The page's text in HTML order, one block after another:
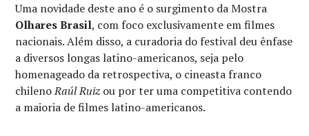
Uma novidade deste ano é o surgimento da Mostra
Olhares Brasil, com foco exclusivamente em filmes
nacionais. Além disso, a curadoria do festival deu ênfase
a diversos longas latino-americanos, seja pelo
homenageado da retrospectiva, o cineasta franco
chilenoRaúl Ruiz ou por ter uma competitiva contendo
a maioria de filmes latino-americanos.